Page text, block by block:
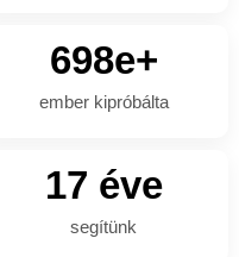
698e+
ember kipróbálta
17 éve
segítünk